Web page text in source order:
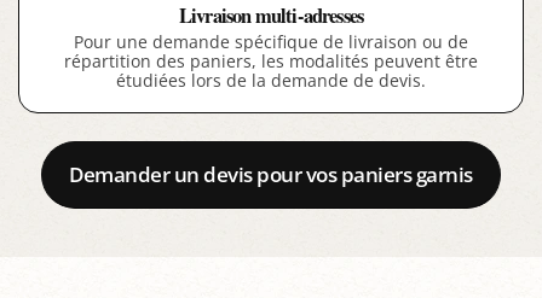
Livraison multi-adresses
Pour une demande spécifique de livraison ou de
répartition des paniers, les modalités peuvent être
étudiées lors de la demande de devis.
Demander un devis pour vos paniers garnis